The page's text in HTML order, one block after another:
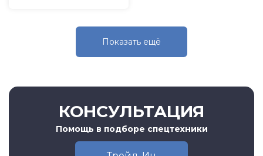
Показать eщё
КОНСУЛЬТАЦИЯ
Помощь в подборе спецтехники